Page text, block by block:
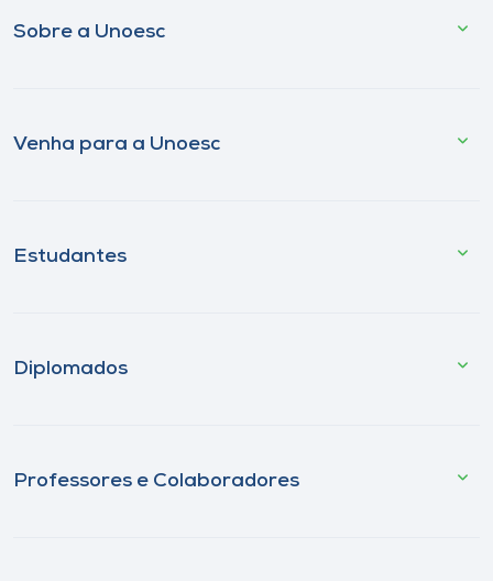
Sobre a Unoesc
Venha para a Unoesc
Estudantes
Diplomados
Professores e Colaboradores